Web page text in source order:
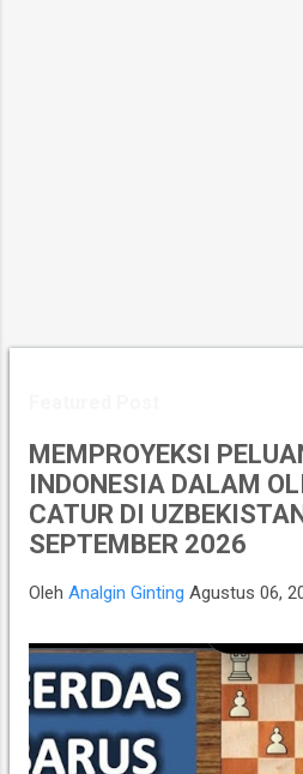
MEMPROYEKSI
INDONESIA DALAM
CATUR DI
SEPTEMBER 2026
Oleh Analgin Ginting Agustus 06,